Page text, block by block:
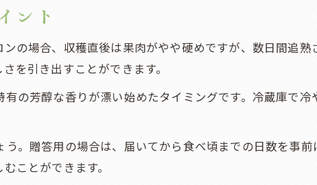
ント
の場合、収穫直後は果肉がやや硬めですが、数日間追熟
を引き出すことができます。
の芳醇な香りが漂い始めたタイミングです。冷蔵庫で冷
。贈答用の場合は、届いてから食べ頃までの日数を事
ことができます。